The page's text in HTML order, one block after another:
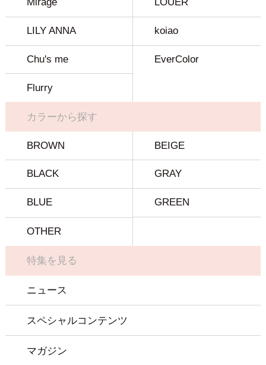
LILY ANNA koiao
Chu's me EverColor
Flurry
カラーから探す
BROWN BEIGE
BLACK GRAY
BLUE GREEN
OTHER
特集を見る
ニュース
スペシャルコンテンツ
マガジン